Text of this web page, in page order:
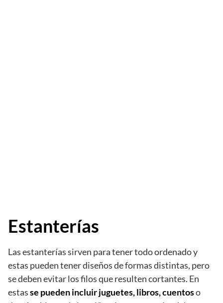
Estanterías
Las estanterías sirven para tener todo ordenado y
estas pueden tener diseños de formas distintas, pero
se deben evitar los filos que resulten cortantes. En
estasse pueden incluir juguetes, libros, cuentoso